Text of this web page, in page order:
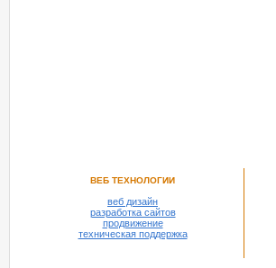
ВЕБ ТЕХНОЛОГИИ
веб дизайн
разработка сайтов
продвижение
техническая поддержка